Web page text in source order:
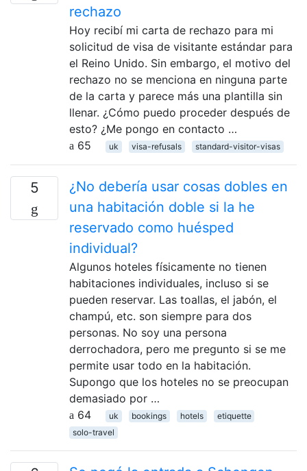
rechazo
Hoy recibí mi carta de rechazo para mi
solicitud de visa de visitante estándar para
el Reino Unido. Sin embargo, el motivo del
rechazo no se menciona en ninguna parte
de la carta y parece más una plantilla sin
llenar. ¿Cómo puedo proceder después de
esto? ¿Me pongo en contacto …
65
uk visa-refusals standard-visitor-visas
5
¿No debería usar cosas dobles en
una habitación doble si la he
reservado como huésped
individual?
Algunos hoteles físicamente no tienen
habitaciones individuales, incluso si se
pueden reservar. Las toallas, el jabón, el
champú, etc. son siempre para dos
personas. No soy una persona
derrochadora, pero me pregunto si se me
permite usar todo en la habitación.
Supongo que los hoteles no se preocupan
demasiado por …
64
uk bookings hotels
etiquette
solo-travel